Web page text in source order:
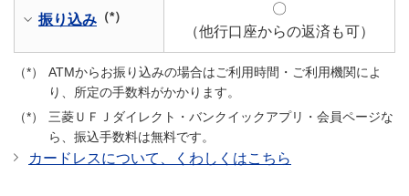
振り込み （*）
〇
（他行口座からの返済も可）
ATMからお振り込みの場合はご利用時間・ご利用機関によ
り、所定の手数料がかかります。
三菱ＵＦＪダイレクト・バンクイックアプリ・会員ページな
ら、振込手数料は無料です。
カードレスについて、くわしくはこちら